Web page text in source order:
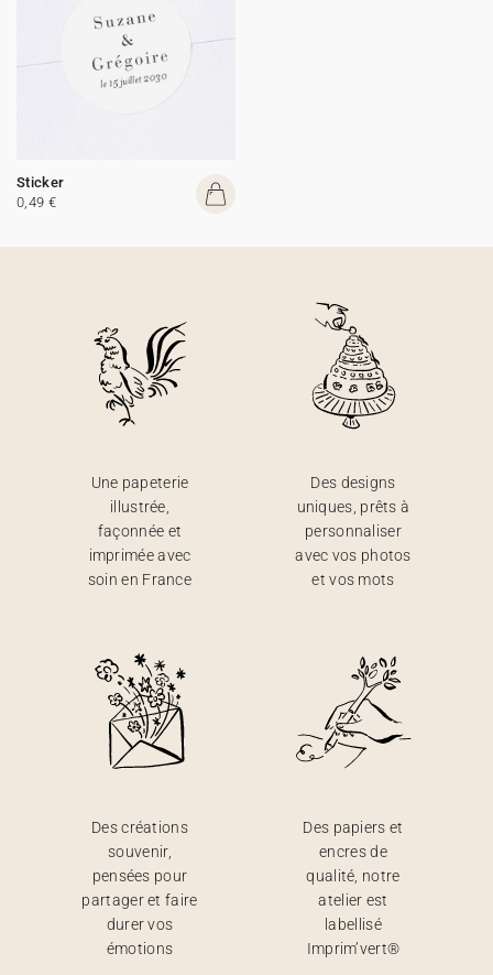
Sticker
0,49 €
Une papeterie
illustrée,
façonnée et
imprimée avec
soin en France
Des designs
uniques, prêts à
personnaliser
avec vos photos
et vos mots
Des créations
souvenir,
pensées pour
partager et faire
durer vos
émotions
Des papiers et
encres de
qualité, notre
atelier est
labellisé
Imprim’vert®